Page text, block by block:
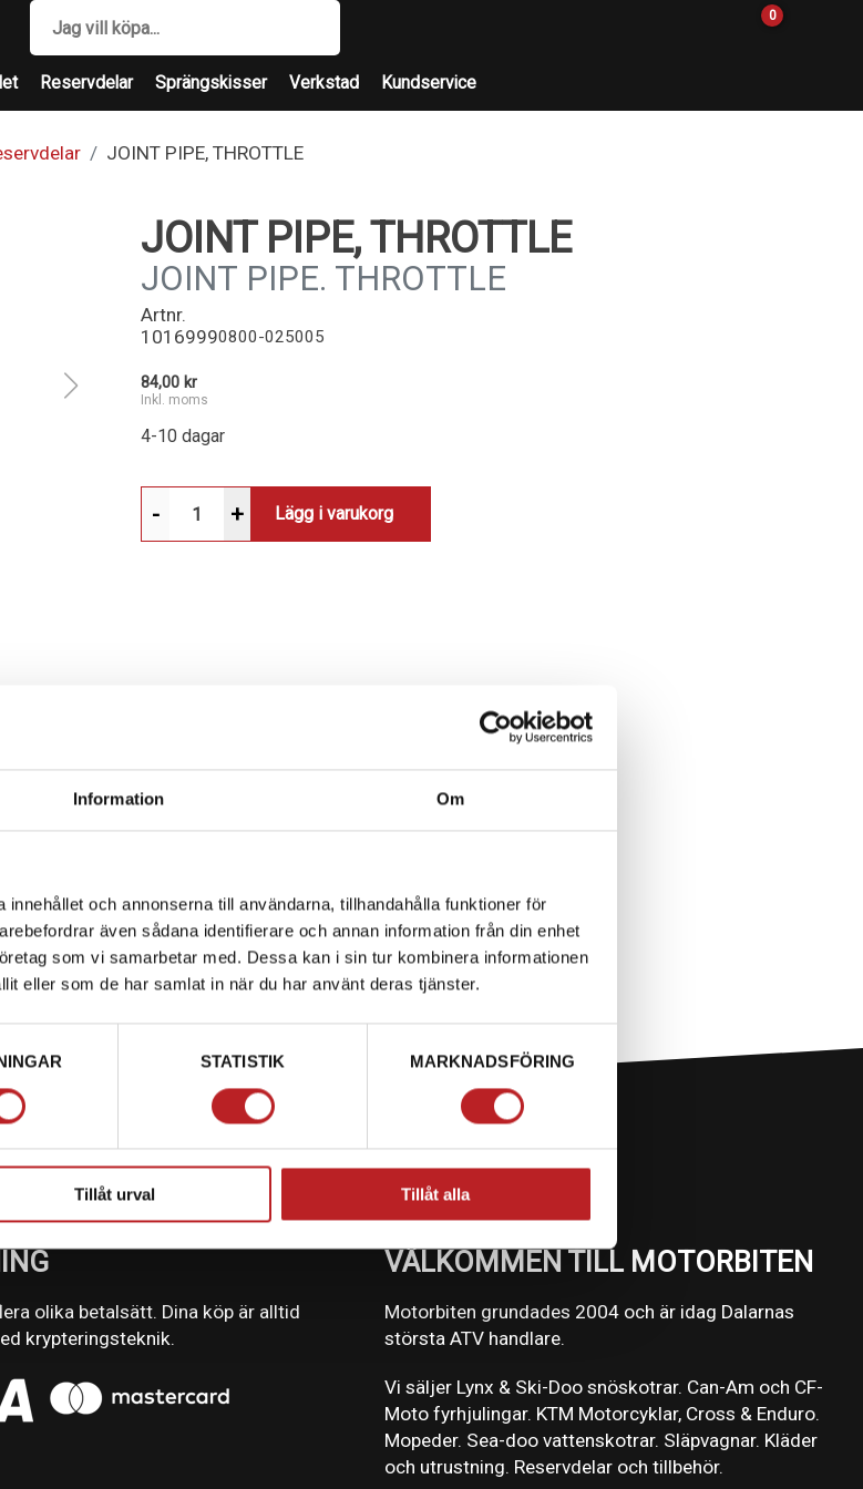
Information Om
och annonserna till användarna, tillhandahålla funktioner för
även sådana identifierare och annan information från din enhet
som vi samarbetar med. Dessa kan i sin tur kombinera informationen
eller som de har samlat in när du har använt deras tjänster.
STATISTIK MARKNADSFÖRING
Tillåt urval Tillåt alla
0
Reservdelar Sprängskisser Verkstad Kundservice
JOINT PIPE, THROTTLE
JOINT PIPE, THROTTLE
JOINT PIPE. THROTTLE
Artnr.
10169990800-025005
84,00 kr
Inkl. moms
4-10 dagar
- + Lägg i varukorg
SPECIFIKATION
olika betalsätt. Dina köp är alltid
krypteringsteknik.
VÄLKOMMEN TILL MOTORBITEN
Motorbiten grundades 2004 och är idag Dalarnas
största ATV handlare.
Vi säljer Lynx & Ski-Doo snöskotrar. Can-Am och CF-
Moto fyrhjulingar. KTM Motorcyklar, Cross & Enduro.
Mopeder. Sea-doo vattenskotrar. Släpvagnar. Kläder
och utrustning. Reservdelar och tillbehör.